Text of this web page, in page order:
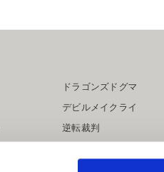
ドラゴンズドグマ
デビルメイクライ
逆転裁判